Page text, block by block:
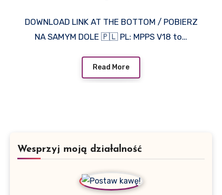
DOWNLOAD LINK AT THE BOTTOM / POBIERZ
NA SAMYM DOLE 🇵🇱 PL: MPPS V18 to…
Read More
Wesprzyj moją działalność